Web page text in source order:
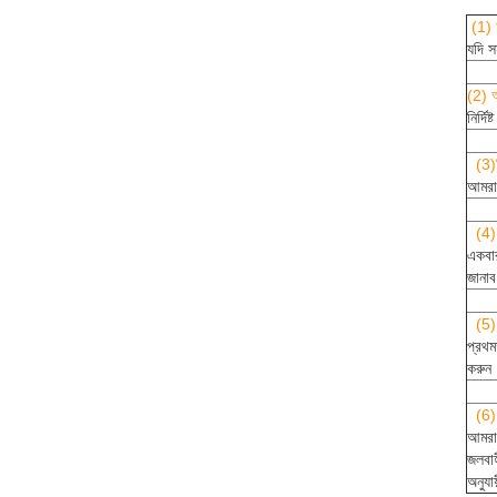
(1)
যদি
(2)
(3)
আমরা
(4)
(5)
(6)
আমরা